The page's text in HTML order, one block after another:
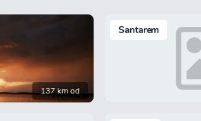
137 km od
Santarem